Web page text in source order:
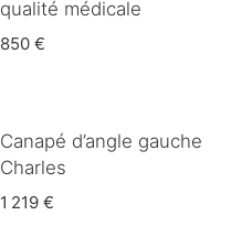
qualité médicale
850 €
Canapé d’angle gauche
Charles
1 219 €